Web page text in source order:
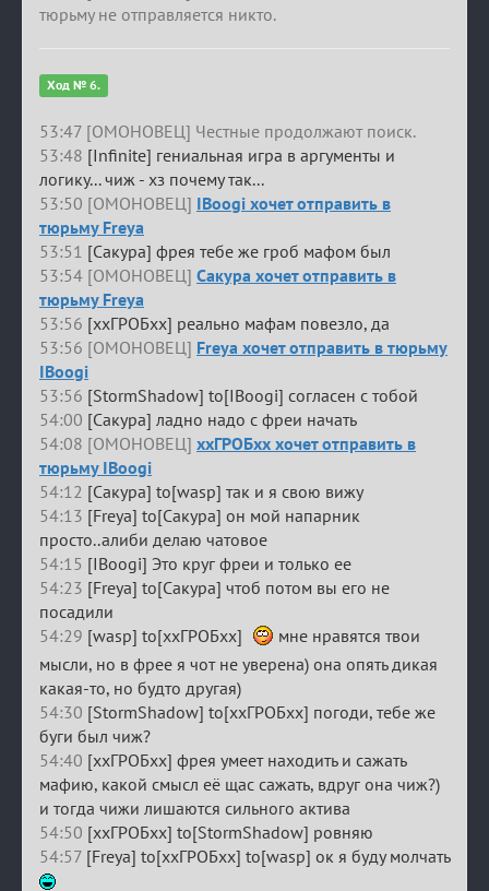
тюрьму не отправляется никто.
Ход № 6.
53:47 [ОМОНОВЕЦ] Честные продолжают поиск.
53:48 [Infinite] гениальная игра в аргументы и
логику... чиж - хз почему так...
53:50 [ОМОНОВЕЦ] IBoogi хочет отправить в
тюрьму Freya
53:51 [Сакура] фрея тебе же гроб мафом был
53:54 [ОМОНОВЕЦ] Сакура хочет отправить в
тюрьму Freya
53:56 [ххГРОБхх] реально мафам повезло, да
53:56 [ОМОНОВЕЦ] Freya хочет отправить в тюрьму
IBoogi
53:56 [StormShadow] to[IBoogi] согласен с тобой
54:00 [Сакура] ладно надо с фреи начать
54:08 [ОМОНОВЕЦ] ххГРОБхх хочет отправить в
тюрьму IBoogi
54:12 [Сакура] to[wasp] так и я свою вижу
54:13 [Freya] to[Сакура] он мой напарник
просто..алиби делаю чатовое
54:15 [IBoogi] Это круг фреи и только ее
54:23 [Freya] to[Сакура] чтоб потом вы его не
посадили
54:29 [wasp] to[ххГРОБхх]
мне нравятся твои
мысли, но в фрее я чот не уверена) она опять дикая
какая-то, но будто другая)
54:30 [StormShadow] to[ххГРОБхх] погоди, тебе же
буги был чиж?
54:40 [ххГРОБхх] фрея умеет находить и сажать
мафию, какой смысл её щас сажать, вдруг она чиж?)
и тогда чижи лишаются сильного актива
54:50 [ххГРОБхх] to[StormShadow] ровняю
54:57 [Freya] to[ххГРОБхх] to[wasp] ок я буду молчать